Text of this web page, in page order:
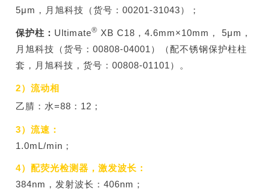
5μm，月旭科技（货号：00201-31043）；
保护柱： Ultimate® XB C18，4.6mm×10mm， 5μm，
月旭科技（货号：00808-04001）（配不锈钢保护柱柱
套，月旭科技，货号：00808-01101）。
2）流动相
乙腈：水=88：12；
3）流速：
1.0mL/min；
4）配荧光检测器，激发波长：
384nm，发射波长：406nm；